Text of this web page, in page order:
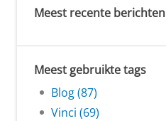
Meest recente berichten
Meest gebruikte tags
Blog (87)
Vinci (69)